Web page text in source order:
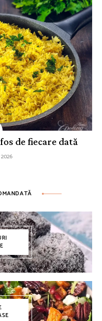
de fiecare dată